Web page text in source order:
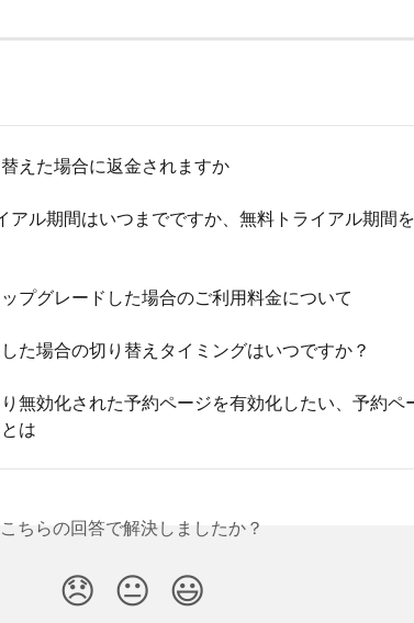
えた場合に返金されますか
アル期間はいつまでですか、無料トライアル期間
プグレードした場合のご利用料金について
た場合の切り替えタイミングはいつですか？
無効化された予約ページを有効化したい、予約ペ
は
こちらの回答で解決しましたか？
😞 😐 😃